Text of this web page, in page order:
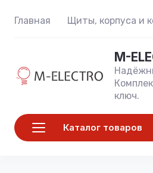
Главная Щиты, корпуса и
M-
ключ.
Каталог товаров